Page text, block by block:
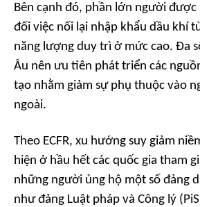
Bên cạnh đó, phần lớn người
đối việc nối lại nhập khẩu dầu khí
năng lượng duy trì ở mức cao. Đa
Âu nên ưu tiên phát triển các
tạo nhằm giảm sự phụ thuộc vào
ngoài.
Theo ECFR, xu hướng suy giảm
hiện ở hầu hết các quốc gia tham
những người ủng hộ một số đảng
như đảng Luật pháp và Công lý